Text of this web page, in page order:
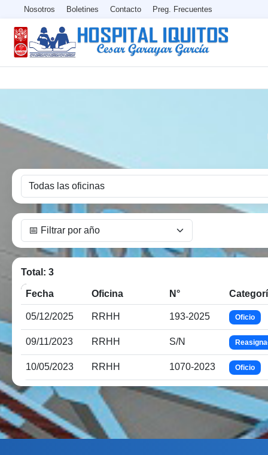
Nosotros Boletines Contacto Preg. Frecuentes
Total: 3
Fecha Oficina N°
05/12/2025 RRHH 193-2025 Oficio
09/11/2023 RRHH S/N
10/05/2023 RRHH 1070-2023 Oficio